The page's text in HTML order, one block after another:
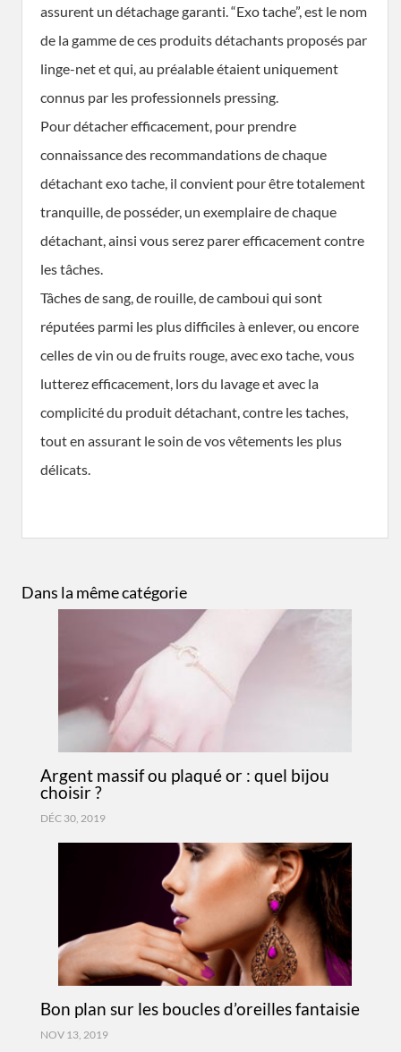
assurent un détachage garanti. “Exo tache”, est le nom
de la gamme de ces produits détachants proposés par
linge-net et qui, au préalable étaient uniquement
connus par les professionnels pressing.
Pour détacher efficacement, pour prendre
connaissance des recommandations de chaque
détachant exo tache, il convient pour être totalement
tranquille, de posséder, un exemplaire de chaque
détachant, ainsi vous serez parer efficacement contre
les tâches.
Tâches de sang, de rouille, de camboui qui sont
réputées parmi les plus difficiles à enlever, ou encore
celles de vin ou de fruits rouge, avec exo tache, vous
lutterez efficacement, lors du lavage et avec la
complicité du produit détachant, contre les taches,
tout en assurant le soin de vos vêtements les plus
délicats.
Dans la même catégorie
Argent massif ou plaqué or : quel bijou
choisir ?
DÉC 30, 2019
Bon plan sur les boucles d’oreilles fantaisie
NOV 13, 2019